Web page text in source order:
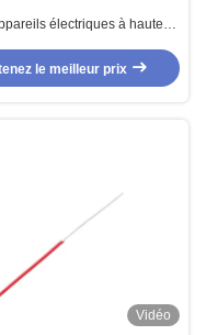
électriques à hautes
téflon d'UL10110 PFA
le meilleur prix
Vidéo